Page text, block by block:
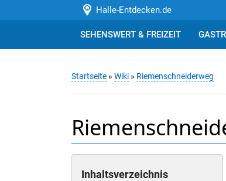
Halle-Entdecken.de
SEHENSWERT & FREIZEIT
Startseite » Wiki » Riemenschneiderweg
Inhaltsverzeichnis